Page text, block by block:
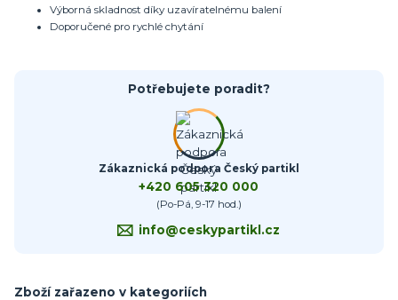
Výborná skladnost díky uzavíratelnému balení
Doporučené pro rychlé chytání
Potřebujete poradit?
Zákaznická podpora Český partikl
+420 605 320 000
(Po-Pá, 9-17 hod.)
info@ceskypartikl.cz
Zboží zařazeno v kategoriích